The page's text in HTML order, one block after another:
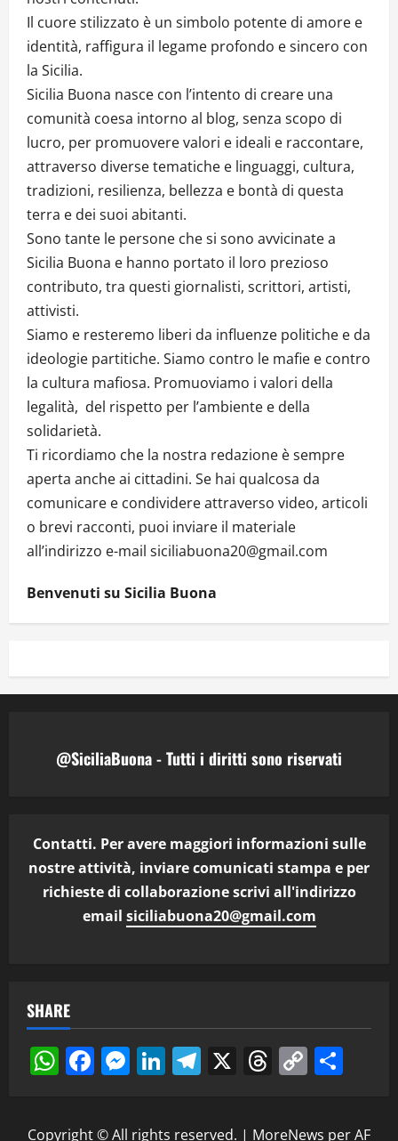
Il cuore stilizzato è un simbolo potente di amore e
identità, raffigura il legame profondo e sincero con
la Sicilia.
Sicilia Buona nasce con l’intento di creare una
comunità coesa intorno al blog, senza scopo di
lucro, per promuovere valori e ideali e raccontare,
attraverso diverse tematiche e linguaggi, cultura,
tradizioni, resilienza, bellezza e bontà di questa
terra e dei suoi abitanti.
Sono tante le persone che si sono avvicinate a
Sicilia Buona e hanno portato il loro prezioso
contributo, tra questi giornalisti, scrittori, artisti,
attivisti.
Siamo e resteremo liberi da influenze politiche e da
ideologie partitiche. Siamo contro le mafie e contro
la cultura mafiosa. Promuoviamo i valori della
legalità, del rispetto per l’ambiente e della
solidarietà.
Ti ricordiamo che la nostra redazione è sempre
aperta anche ai cittadini. Se hai qualcosa da
comunicare e condividere attraverso video, articoli
o brevi racconti, puoi inviare il materiale
all’indirizzo e-mail siciliabuona20@gmail.com
Benvenuti su Sicilia Buona
@SiciliaBuona - Tutti i diritti sono riservati
Contatti. Per avere maggiori informazioni sulle
nostre attività, inviare comunicati stampa e per
richieste di collaborazione scrivi all'indirizzo
email siciliabuona20@gmail.com
SHARE
WhatsApp
Facebook
Messenger
LinkedIn
Telegram
X Threads
Copy
Copyright © All rights reserved. | MoreNews per AF